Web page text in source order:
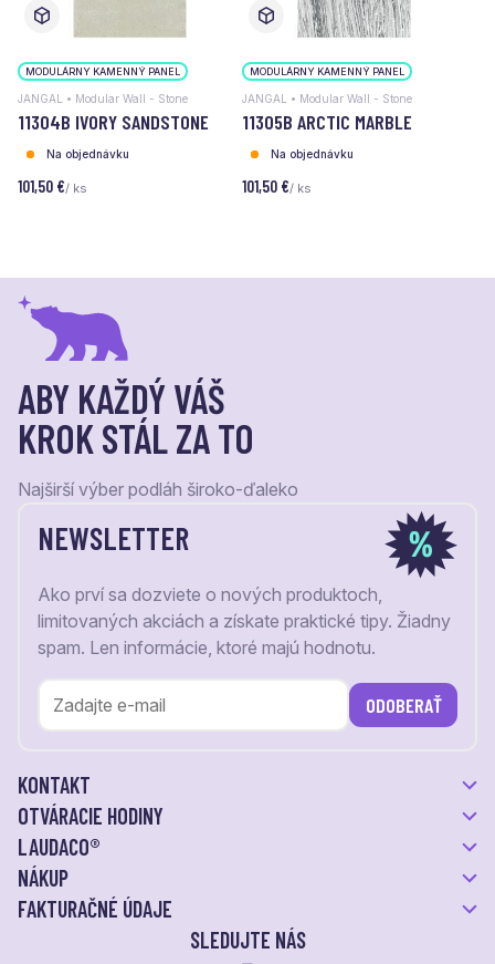
MODULÁRNY KAMENNÝ PANEL
JANGAL • Modular Wall - Stone
11304B IVORY SANDSTONE
Na objednávku
101,50 €/ ks
MODULÁRNY KAMENNÝ PANEL
JANGAL • Modular Wall - Stone
11305B ARCTIC MARBLE
Na objednávku
101,50 €/ ks
ABY KAŽDÝ VÁŠ
KROK STÁL ZA TO
Najširší výber podláh široko-ďaleko
NEWSLETTER
Ako prví sa dozviete o nových produktoch,
limitovaných akciách a získate praktické tipy. Žiadny
spam. Len informácie, ktoré majú hodnotu.
ODOBERAŤ
KONTAKT
OTVÁRACIE HODINY
LAUDACO®
NÁKUP
FAKTURAČNÉ ÚDAJE
SLEDUJTE NÁS